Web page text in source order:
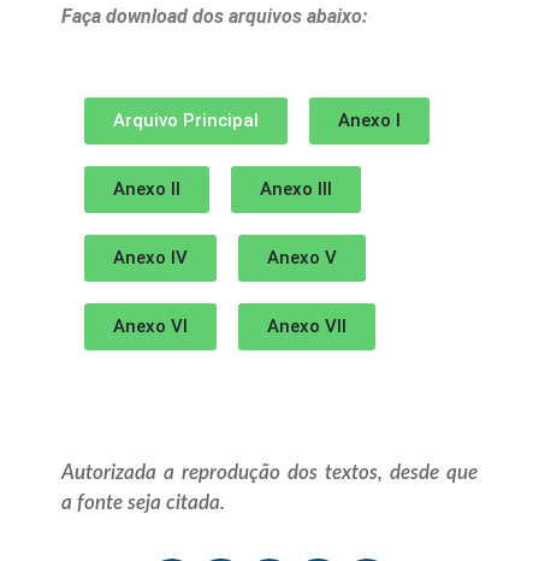
Faça download dos arquivos abaixo:
Arquivo Principal Anexo I
Anexo II Anexo III
Anexo IV Anexo V
Anexo VI Anexo VII
Autorizada a reprodução dos textos, desde que
a fonte seja citada.